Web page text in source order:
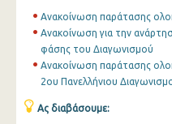
Ανακοίνωση παράτασης
Ανακοίνωση για την
φάσης του Διαγωνισμού
Ανακοίνωση παράτασης
2ου Πανελλήνιου
Ας διαβάσουμε: